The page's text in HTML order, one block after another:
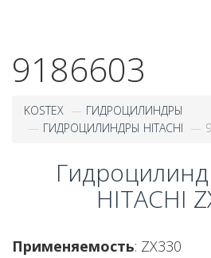
9186603
KOSTEX
ГИДРОЦИЛИНДРЫ
ГИДРОЦИЛИНДРЫ HITACHI
HITACHI
Применяемость: ZX330